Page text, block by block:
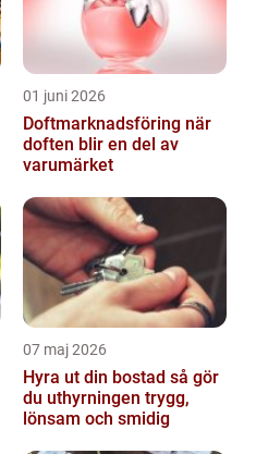
01 juni 2026
Doftmarknadsföring när
doften blir en del av
varumärket
07 maj 2026
Hyra ut din bostad så gör
du uthyrningen trygg,
lönsam och smidig